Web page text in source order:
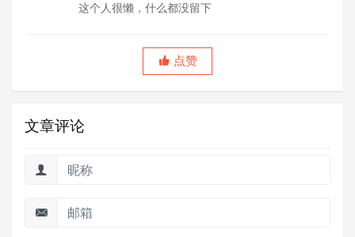
这个人很懒，什么都没留下
点赞
文章评论